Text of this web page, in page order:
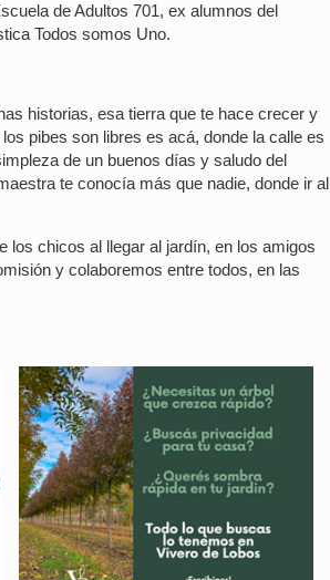
de Adultos 701, ex alumnos del
Todos somos Uno.
historias, esa tierra que te hace crecer y
pibes son libres es acá, donde la calle es
de un buenos días y saludo del
te conocía más que nadie, donde ir al
los chicos al llegar al jardín, en los amigos
y colaboremos entre todos, en las